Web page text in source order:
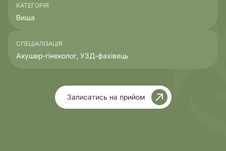
КАТЕГОРІЯ
Вища
СПЕЦІАЛІЗАЦІЯ
Акушер-гінеколог, УЗД-фахівець
Записатись на прийом